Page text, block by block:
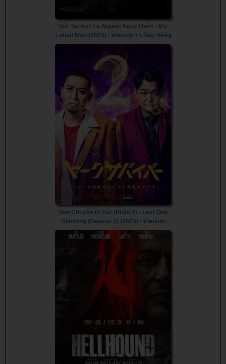
Với Tôi Anh Là Người Nguy Hiểm - My
Lethal Man (2023) - Vietsub + Lồng Tiếng
Vua Chuyện Bi Hài (Phần 2) - Last One
Standing (Season 2) (2023) - Vietsub